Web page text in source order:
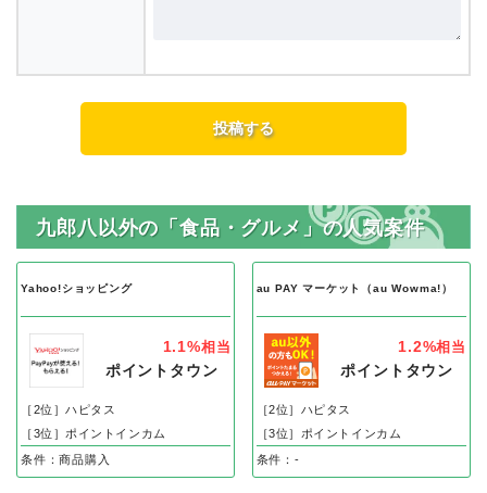
九郎八以外の「食品・グルメ」の人気案件
Yahoo!ショッピング
1.1%相当
ポイントタウン
［2位］ハピタス
［3位］ポイントインカム
条件：商品購入
au PAY マーケット（au Wowma!）
1.2%相当
ポイントタウン
［2位］ハピタス
［3位］ポイントインカム
条件：-